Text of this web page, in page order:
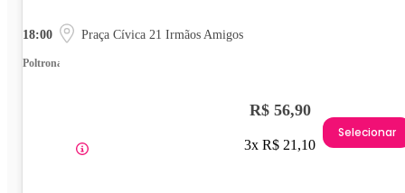
18:00 Praça Cívica 21 Irmãos Amigos
Poltrona
R$ 56,90
3x R$ 21,10
Selecionar